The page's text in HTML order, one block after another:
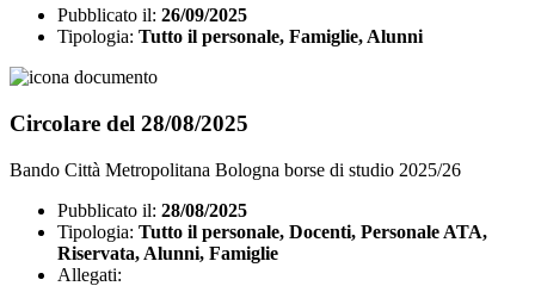
Pubblicato il: 26/09/2025
Tipologia: Tutto il personale, Famiglie, Alunni
Circolare del 28/08/2025
Bando Città Metropolitana Bologna borse di studio 2025/26
Pubblicato il: 28/08/2025
Tipologia: Tutto il personale, Docenti, Personale ATA,
Riservata, Alunni, Famiglie
Allegati: